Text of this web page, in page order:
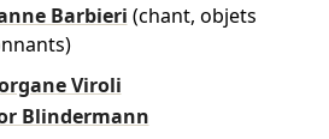
Barbieri (chant, objets
Viroli
Blindermann